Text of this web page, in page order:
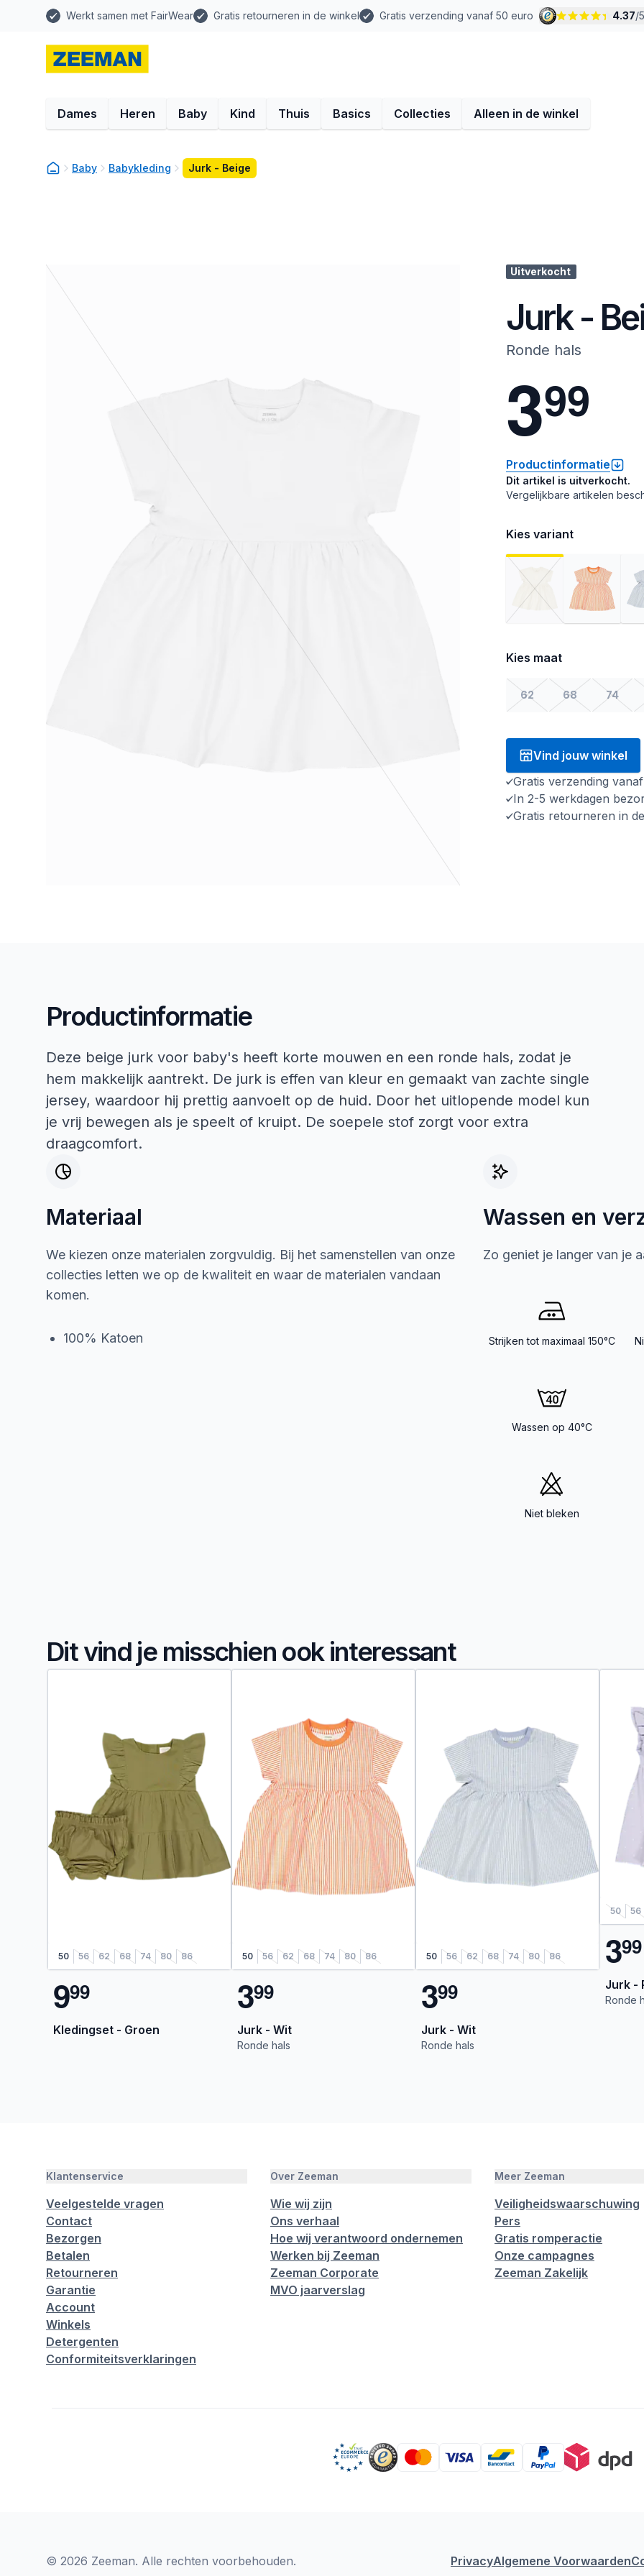
Werkt samen met FairWear Gratis retourneren in de winkel Gratis verzending vanaf 50 euro 4.37/
Dames Heren Baby Kind Thuis Basics Collecties Alleen in de winkel
Baby Babykleding Jurk - Beige
Uitverkocht
Jurk -
Ronde hals
399
Productinformatie
Dit artikel is uitverkocht.
Vergelijkbare artikelen
Kies variant
Kies maat
62 68 74
Vind jouw winkel
Gratis verzending
In 2-5 werkdagen
Gratis retourneren in
Productinformatie
Deze beige jurk voor baby's heeft korte mouwen en een ronde hals, zodat je
hem makkelijk aantrekt. De jurk is effen van kleur en gemaakt van zachte single
jersey, waardoor hij prettig aanvoelt op de huid. Door het uitlopende model kun
je vrij bewegen als je speelt of kruipt. De soepele stof zorgt voor extra
draagcomfort.
Materiaal
We kiezen onze materialen zorgvuldig. Bij het samenstellen van onze
collecties letten we op de kwaliteit en waar de materialen vandaan
komen.
100% Katoen
Wassen en
Zo geniet je langer van je
Strijken tot maximaal 150°C
Wassen op 40°C
Niet bleken
Dit vind je misschien ook interessant
50 56 62 68 74 80 86
999
Kledingset - Groen
50 56 62 68 74 80 86
399
Jurk - Wit
Ronde hals
50 56 62 68 74 80 86
399
Jurk - Wit
Ronde hals
50 56
399
Jurk -
Ronde
Klantenservice
Veelgestelde vragen
Contact
Bezorgen
Betalen
Retourneren
Garantie
Account
Winkels
Detergenten
Conformiteitsverklaringen
Over Zeeman
Wie wij zijn
Ons verhaal
Hoe wij verantwoord ondernemen
Werken bij Zeeman
Zeeman Corporate
MVO jaarverslag
Meer Zeeman
Veiligheidswaarschuwing
Pers
Gratis romperactie
Onze campagnes
Zeeman Zakelijk
© 2026 Zeeman. Alle rechten voorbehouden. PrivacyAlgemene Voorwaarden